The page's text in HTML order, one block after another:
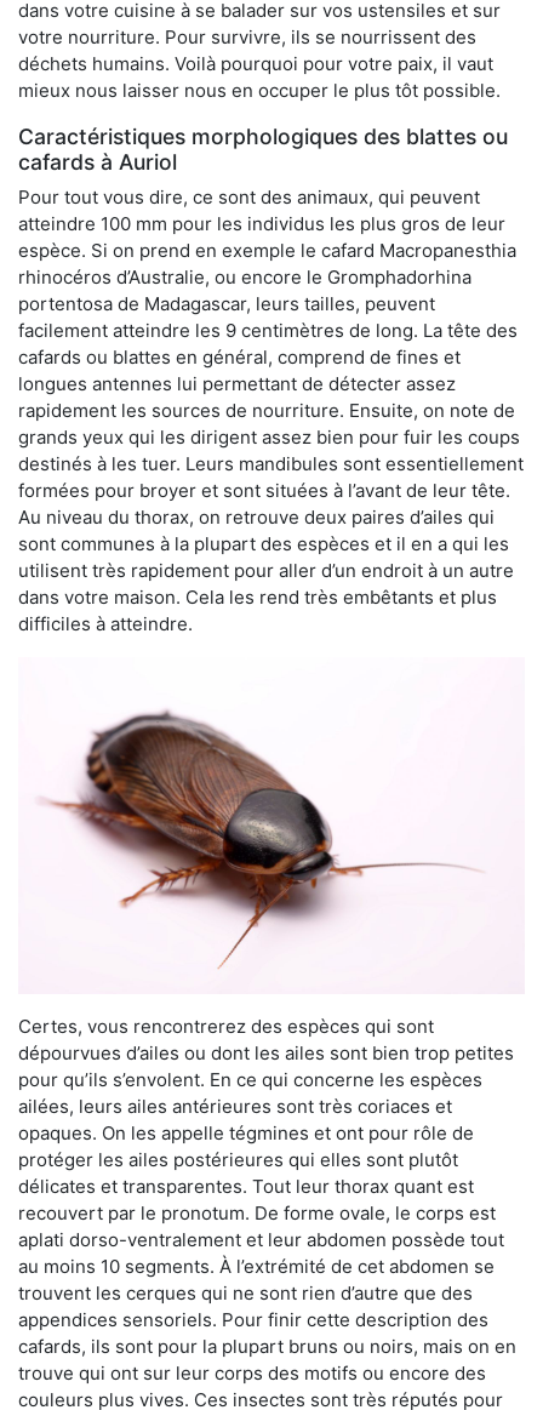
dans votre cuisine à se balader sur vos ustensiles et sur
votre nourriture. Pour survivre, ils se nourrissent des
déchets humains. Voilà pourquoi pour votre paix, il vaut
mieux nous laisser nous en occuper le plus tôt possible.
Caractéristiques morphologiques des blattes ou
cafards à Auriol
Pour tout vous dire, ce sont des animaux, qui peuvent
atteindre 100 mm pour les individus les plus gros de leur
espèce. Si on prend en exemple le cafard Macropanesthia
rhinocéros d’Australie, ou encore le Gromphadorhina
portentosa de Madagascar, leurs tailles, peuvent
facilement atteindre les 9 centimètres de long. La tête des
cafards ou blattes en général, comprend de fines et
longues antennes lui permettant de détecter assez
rapidement les sources de nourriture. Ensuite, on note de
grands yeux qui les dirigent assez bien pour fuir les coups
destinés à les tuer. Leurs mandibules sont essentiellement
formées pour broyer et sont situées à l’avant de leur tête.
Au niveau du thorax, on retrouve deux paires d’ailes qui
sont communes à la plupart des espèces et il en a qui les
utilisent très rapidement pour aller d’un endroit à un autre
dans votre maison. Cela les rend très embêtants et plus
difficiles à atteindre.
Certes, vous rencontrerez des espèces qui sont
dépourvues d’ailes ou dont les ailes sont bien trop petites
pour qu’ils s’envolent. En ce qui concerne les espèces
ailées, leurs ailes antérieures sont très coriaces et
opaques. On les appelle tégmines et ont pour rôle de
protéger les ailes postérieures qui elles sont plutôt
délicates et transparentes. Tout leur thorax quant est
recouvert par le pronotum. De forme ovale, le corps est
aplati dorso-ventralement et leur abdomen possède tout
au moins 10 segments. À l’extrémité de cet abdomen se
trouvent les cerques qui ne sont rien d’autre que des
appendices sensoriels. Pour finir cette description des
cafards, ils sont pour la plupart bruns ou noirs, mais on en
trouve qui ont sur leur corps des motifs ou encore des
couleurs plus vives. Ces insectes sont très réputés pour